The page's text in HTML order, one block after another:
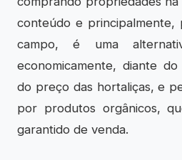
conteúdo e
campo, é uma
economicamente, diante
do preço das hortaliças, e
por produtos orgânicos,
garantido de venda.